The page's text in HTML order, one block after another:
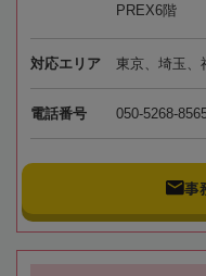
PREX6階
対応エリア 東京、埼玉、
電話番号 050-5268-
事